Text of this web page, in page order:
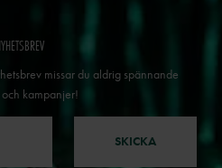
missar du aldrig spännande
kampanjer!
SKICKA